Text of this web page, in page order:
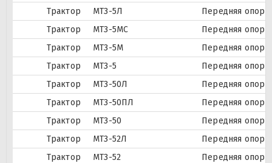
Трактор
МТЗ-5Л
Передняя
Трактор
МТЗ-5МС
Передняя
Трактор
МТЗ-5М
Передняя
Трактор
МТЗ-5
Передняя
Трактор
МТЗ-50Л
Передняя
Трактор
МТЗ-50ПЛ
Передняя
Трактор
МТЗ-50
Передняя
Трактор
МТЗ-52Л
Передняя
Трактор
МТЗ-52
Передняя